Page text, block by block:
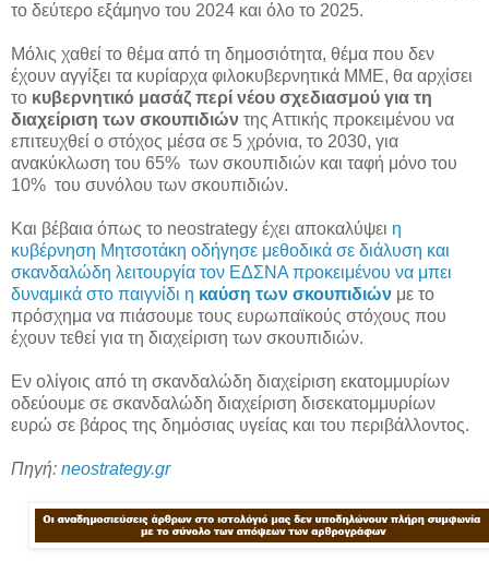
το δεύτερο εξάμηνο του 2024 και όλο το 2025.
Μόλις χαθεί το θέμα από τη δημοσιότητα, θέμα που δεν
έχουν αγγίξει τα κυρίαρχα φιλοκυβερνητικά ΜΜΕ, θα αρχίσει
το κυβερνητικό μασάζ περί νέου σχεδιασμού για τη
διαχείριση των σκουπιδιών της Αττικής προκειμένου να
επιτευχθεί ο στόχος μέσα σε 5 χρόνια, το 2030, για
ανακύκλωση του 65% των σκουπιδιών και ταφή μόνο του
10% του συνόλου των σκουπιδιών.
Και βέβαια όπως το neostrategy έχει αποκαλύψει η
κυβέρνηση Μητσοτάκη οδήγησε μεθοδικά σε διάλυση και
σκανδαλώδη λειτουργία τον ΕΔΣΝΑ προκειμένου να μπει
δυναμικά στο παιγνίδι η καύση των σκουπιδιών με το
πρόσχημα να πιάσουμε τους ευρωπαϊκούς στόχους που
έχουν τεθεί για τη διαχείριση των σκουπιδιών.
Εν ολίγοις από τη σκανδαλώδη διαχείριση εκατομμυρίων
οδεύουμε σε σκανδαλώδη διαχείριση δισεκατομμυρίων
ευρώ σε βάρος της δημόσιας υγείας και του περιβάλλοντος.
Πηγή: neostrategy.gr